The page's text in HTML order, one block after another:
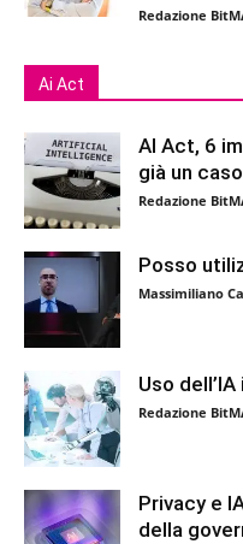
Redazione
Ai Act
AI Act, 6
già un
Redazione
Posso
Massimiliano
Uso
Redazione
Privacy e
della